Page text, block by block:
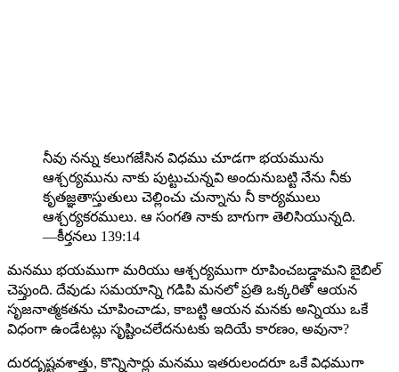
నీవు నన్ను కలుగజేసిన విధము చూడగా భయమును
ఆశ్చర్యమును నాకు పుట్టుచున్నవి అందునుబట్టి నేను నీకు
కృతజ్ఞతాస్తుతులు చెల్లించు చున్నాను నీ కార్యములు
ఆశ్చర్యకరములు. ఆ సంగతి నాకు బాగుగా తెలిసియున్నది.
—కీర్తనలు 139:14
మనము భయముగా మరియు ఆశ్చర్యముగా రూపించబడ్డామని బైబిల్
చెప్తుంది. దేవుడు సమయాన్ని గడిపి మనలో ప్రతి ఒక్కరితో ఆయన
సృజనాత్మకతను చూపించాడు, కాబట్టి ఆయన మనకు అన్నియు ఒకే
విధంగా ఉండేటట్లు సృష్టించలేదనుటకు ఇదియే కారణం, అవునా?
దురదృష్టవశాత్తు, కొన్నిసార్లు మనము ఇతరులందరూ ఒకే విధముగా